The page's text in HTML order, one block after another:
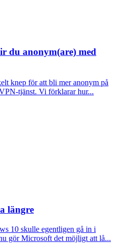
du anonym(are) med
knep för att bli mer anonym på
tjänst. Vi förklarar hur...
längre
10 skulle egentligen gå in i
gör Microsoft det möjligt att lå...